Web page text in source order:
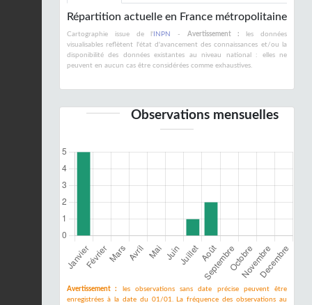
Répartition actuelle en France métropolitaine
Cartographie issue de l' INPN - Avertissement : les données
visualisables reflètent l'état d'avancement des connaissances et/ou la
disponibilité des données existantes au niveau national : elles ne
peuvent en aucun cas être considérées comme exhaustives.
Observations mensuelles
Avertissement :
les observations sans date précise peuvent être
enregistrées à la date du 01/01. La fréquence des observations au